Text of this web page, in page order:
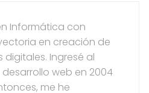
Informática con
en creación de
Ingresé al
web en 2004
me he